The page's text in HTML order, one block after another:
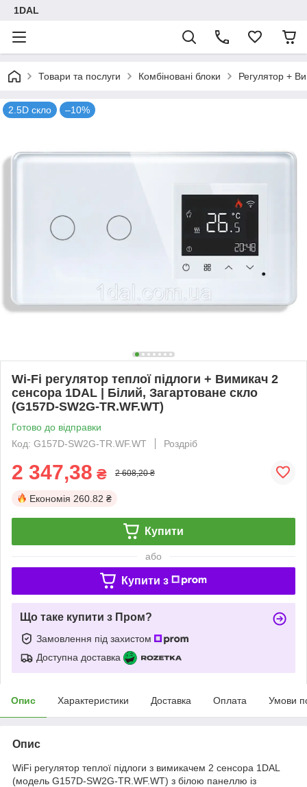
1DAL
Товари та послуги Комбіновані блоки Регулятор +
2.5D скло –10%
Wi-Fi регулятор теплої підлоги + Вимикач 2
сенсора 1DAL | Білий, Загартоване скло
(G157D-SW2G-TR.WF.WT)
Готово до відправки
Код: G157D-SW2G-TR.WF.WT
Роздріб
2 347,38 ₴ 2 608,20 ₴
Економія 260.82 ₴
Купити
або
Купити з
Що таке купити з Пром?
Замовлення під захистом
Доступна доставка
Опис Характеристики Доставка Оплата Умови
Опис
WiFi регулятор теплої підлоги з вимикачем 2 сенсора 1DAL
(модель G157D-SW2G-TR.WF.WT) з білою панеллю із